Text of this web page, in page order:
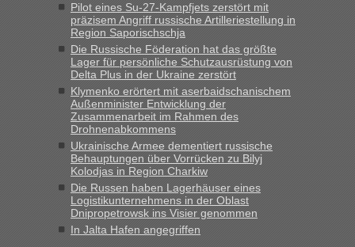
schnell da auch Passagiere mit EU-Pass dabei waren“
Bernd D-UAinBerichte und Reisetipps • Re: An
welchem Grenzübergang zwischen Polen und
der Ukraine geht es am schnellsten?
„Bin am Montag 15.6.26 um 8 Uhr in Urgyniw ausgereist,
das erste Mal an einem Montagmorgen ca. 15 Fahrzeuge
vor mir, bin sonst der Erste oder Zweite, egal, nach ca 20
Minuten wurde dann die nächste Welle...“
Berichte und Reisetipps • Re: An welchem
Grenzübergang zwischen Polen und der Ukraine
geht es am schnellsten?
„Derzeit, ist es überall sehr voll an den Grenzen Ukraine/
Pilot eines Su-27-Kampfjets zerstört mit
präzisem Angriff russische Artilleriestellung in
Region Saporischschja
Die Russische Föderation hat das größte
Lager für persönliche Schutzausrüstung von
Delta Plus in der Ukraine zerstört
Klymenko erörtert mit aserbaidschanischem
Außenminister Entwicklung der
Zusammenarbeit im Rahmen des
Drohnenabkommens
Ukrainische Armee dementiert russische
Behauptungen über Vorrücken zu Bilyj
Kolodjas in Region Charkiw
Die Russen haben Lagerhäuser eines
Logistikunternehmens in der Oblast
Dnipropetrowsk ins Visier genommen
In Jalta Hafen angegriffen